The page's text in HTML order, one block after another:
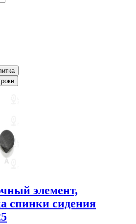
элемент,
спинки сидения